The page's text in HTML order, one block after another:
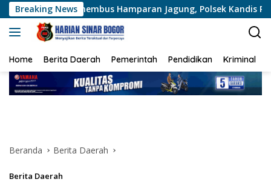
Langsung
ke
konten
Breaking News
Hamparan Jagung, Polsek Kandis Pastikan Ketahanan
Home Berita Daerah Pemerintah Pendidikan Kriminal
Beranda Berita Daerah
Berita Daerah